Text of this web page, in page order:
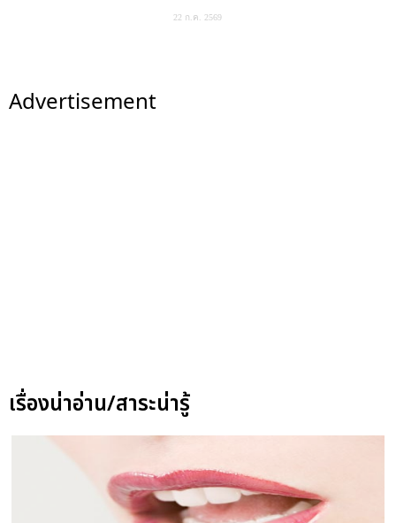
22 ก.ค. 2569
Advertisement
เรื่องน่าอ่าน/สาระน่ารู้